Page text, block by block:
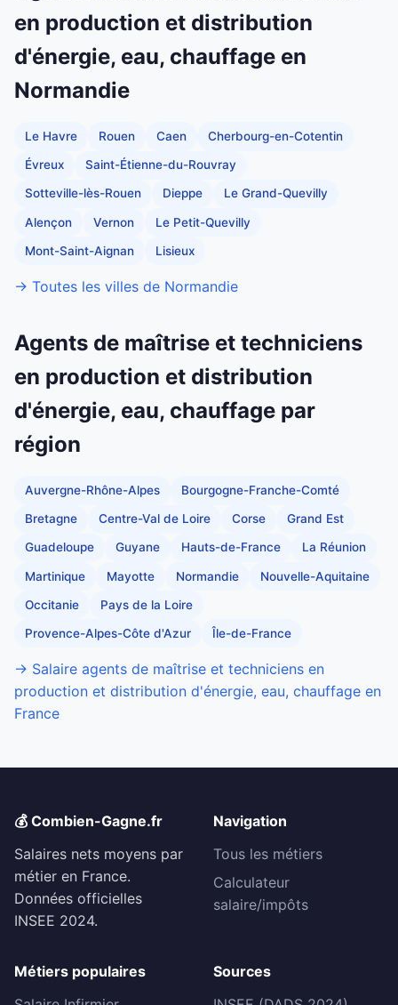
en production et distribution
d'énergie, eau, chauffage en
Normandie
Le Havre Rouen Caen Cherbourg-en-Cotentin
Évreux Saint-Étienne-du-Rouvray
Sotteville-lès-Rouen Dieppe Le Grand-Quevilly
Alençon Vernon Le Petit-Quevilly
Mont-Saint-Aignan Lisieux
→ Toutes les villes de Normandie
Agents de maîtrise et techniciens
en production et distribution
d'énergie, eau, chauffage par
région
Auvergne-Rhône-Alpes Bourgogne-Franche-Comté
Bretagne Centre-Val de Loire Corse Grand Est
Guadeloupe Guyane Hauts-de-France La Réunion
Martinique Mayotte Normandie Nouvelle-Aquitaine
Occitanie Pays de la Loire
Provence-Alpes-Côte d'Azur Île-de-France
→ Salaire agents de maîtrise et techniciens en
production et distribution d'énergie, eau, chauffage en
France
💰 Combien-Gagne.fr
Salaires nets moyens par
métier en France.
Données officielles
INSEE 2024.
Navigation
Tous les métiers
Calculateur
salaire/impôts
Métiers populaires
Sources